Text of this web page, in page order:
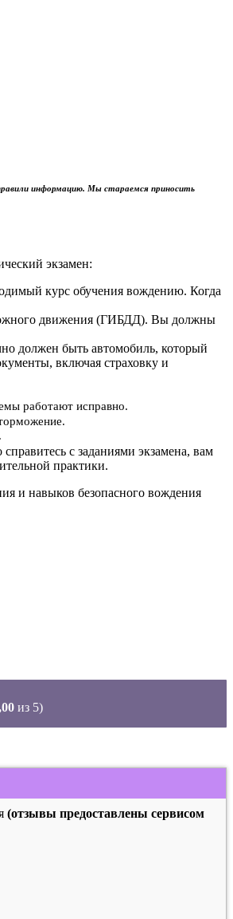
информацию. Мы стараемся приносить
экзамен:
курс обучения вождению. Когда
движения (ГИБДД). Вы должны
должен быть автомобиль, который
включая страховку и
работают исправно.
с заданиями экзамена, вам
практики.
и навыков безопасного вождения
из 5)
(отзывы предоставлены сервисом